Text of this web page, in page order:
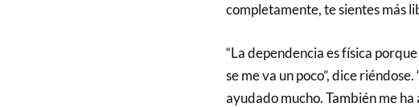
completamente, te sientes más
“La dependencia es física
se me va un poco”, dice
ayudado mucho. También me